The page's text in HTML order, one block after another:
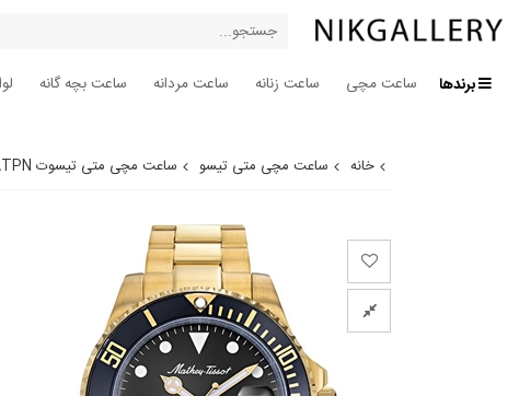
برندها ساعت مچی ساعت زنانه ساعت مردانه ساعت بچه گانه
خانه ساعت مچی متی تیسو ساعت مچی متی تیسوت H901ATPN